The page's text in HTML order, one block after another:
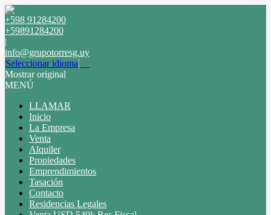
+598 91284200
+59891284200
|
info@grupotorresg.uy
Seleccionar idioma ▼
Mostrar original
MENÚ
LLAMAR
Inicio
La Empresa
Venta
Alquiler
Propiedades
Emprendimientos
Tasación
Contacto
Residencias Legales